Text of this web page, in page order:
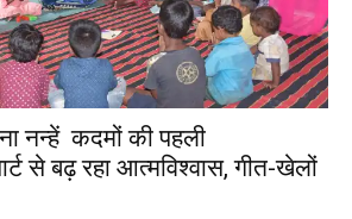
नन्हें कदमों की पहली
से बढ़ रहा आत्मविश्वास, गीत-खेलों